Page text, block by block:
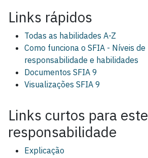
Links rápidos
Todas as habilidades A-Z
Como funciona o SFIA - Níveis de
responsabilidade e habilidades
Documentos SFIA 9
Visualizações SFIA 9
Links curtos para este
responsabilidade
Explicação